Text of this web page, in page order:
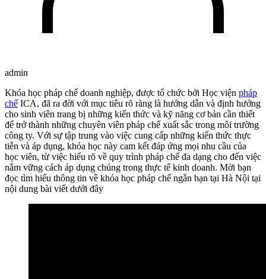
admin
Khóa học pháp chế doanh nghiệp, được tổ chức bởi Học viện pháp
chế ICA, đã ra đời với mục tiêu rõ ràng là hướng dẫn và định hướng
cho sinh viên trang bị những kiến thức và kỹ năng cơ bản cần thiết
để trở thành những chuyên viên pháp chế xuất sắc trong môi trường
công ty. Với sự tập trung vào việc cung cấp những kiến thức thực
tiễn và áp dụng, khóa học này cam kết đáp ứng mọi nhu cầu của
học viên, từ việc hiểu rõ về quy trình pháp chế đa dạng cho đến việc
nắm vững cách áp dụng chúng trong thực tế kinh doanh. Mời bạn
đọc tìm hiểu thông tin về khóa học pháp chế ngắn hạn tại Hà Nội tại
nội dung bài viết dưới đây